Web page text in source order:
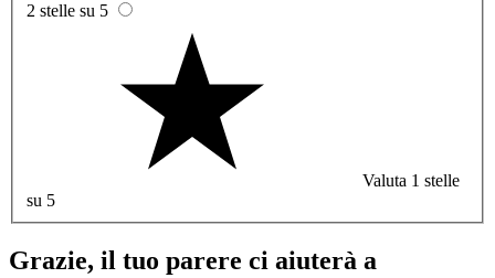
2 stelle su 5
Valuta 1 stelle
su 5
Grazie, il tuo parere ci aiuterà a